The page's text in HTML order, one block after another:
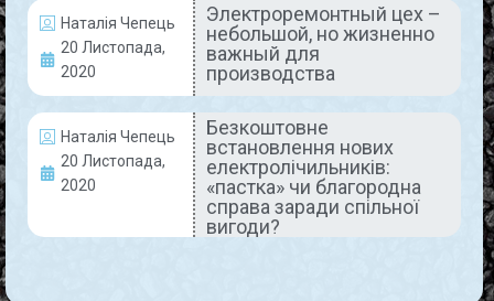
Наталія Чепець
20 Листопада,
2020
Электроремонтный цех –
небольшой, но жизненно
важный для
производства
Наталія Чепець
20 Листопада,
2020
Безкоштовне
встановлення нових
електролічильників:
«пастка» чи благородна
справа заради спільної
вигоди?
ПРИВІТАННЯ З ДНЕМ ГІДНОСТІ
ТА СВОБОДИ
Шановні працівники комбінату, покровчани! Від